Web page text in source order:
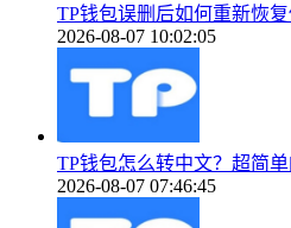
TP钱包误删后如何重新恢
2026-08-07 10:02:05
TP钱包怎么转中文？超简
2026-08-07 07:46:45